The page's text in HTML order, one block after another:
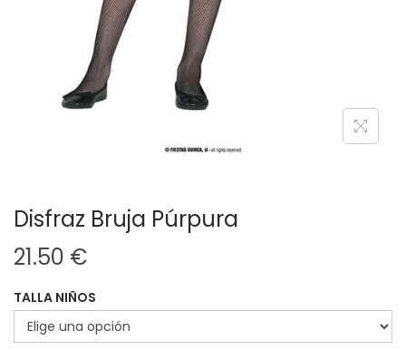
Disfraz Bruja Púrpura
21.50 €
TALLA NIÑOS